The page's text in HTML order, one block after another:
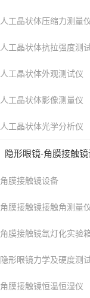
人工晶状体压缩力测量
人工晶状体抗拉强度测
人工晶状体外观测试仪
人工晶状体影像测量仪
人工晶状体光学分析仪
隐形眼镜-角膜接触
角膜接触镜设备
角膜接触镜接触角测量
角膜接触镜氙灯化实验
隐形眼镜力学及硬度测
角膜接触镜恒温恒湿仪